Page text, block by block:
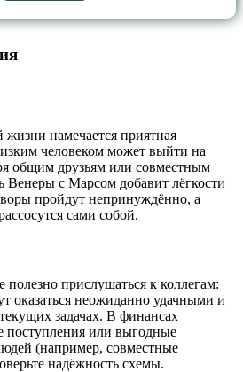
намечается приятная
человеком может выйти на
общим друзьям или совместным
Венеры с Марсом добавит лёгкости
пройдут непринуждённо, а
сами собой.
прислушаться к коллегам:
оказаться неожиданно удачными и
задачах. В финансах
или выгодные
(например, совместные
надёжность схемы.